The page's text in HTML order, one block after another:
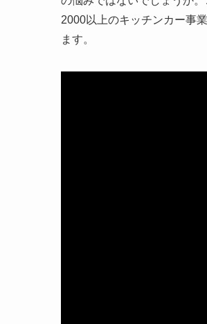
2000以上のキッチンカー事
ます。